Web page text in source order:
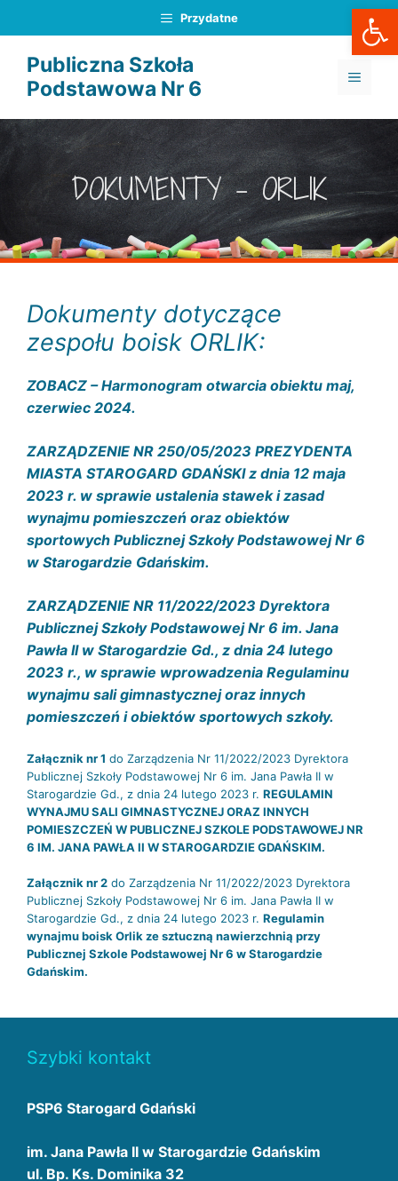
do
treści
Przydatne
Publiczna Szkoła
Podstawowa Nr 6
MENU
DOKUMENTY – ORLIK
Dokumenty dotyczące
zespołu boisk ORLIK:
ZOBACZ – Harmonogram otwarcia obiektu maj,
czerwiec 2024.
ZARZĄDZENIE NR 250/05/2023 PREZYDENTA
MIASTA STAROGARD GDAŃSKI z dnia 12 maja
2023 r. w sprawie ustalenia stawek i zasad
wynajmu pomieszczeń oraz obiektów
sportowych Publicznej Szkoły Podstawowej Nr 6
w Starogardzie Gdańskim.
ZARZĄDZENIE NR 11/2022/2023 Dyrektora
Publicznej Szkoły Podstawowej Nr 6 im. Jana
Pawła II w Starogardzie Gd., z dnia 24 lutego
2023 r., w sprawie wprowadzenia Regulaminu
wynajmu sali gimnastycznej oraz innych
pomieszczeń i obiektów sportowych szkoły.
Załącznik nr 1 do Zarządzenia Nr 11/2022/2023 Dyrektora
Publicznej Szkoły Podstawowej Nr 6 im. Jana Pawła II w
Starogardzie Gd., z dnia 24 lutego 2023 r. REGULAMIN
WYNAJMU SALI GIMNASTYCZNEJ ORAZ INNYCH
POMIESZCZEŃ W PUBLICZNEJ SZKOLE PODSTAWOWEJ NR
6 IM. JANA PAWŁA II W STAROGARDZIE GDAŃSKIM.
Załącznik nr 2 do Zarządzenia Nr 11/2022/2023 Dyrektora
Publicznej Szkoły Podstawowej Nr 6 im. Jana Pawła II w
Starogardzie Gd., z dnia 24 lutego 2023 r. Regulamin
wynajmu boisk Orlik ze sztuczną nawierzchnią przy
Publicznej Szkole Podstawowej Nr 6 w Starogardzie
Gdańskim.
Szybki kontakt
PSP6 Starogard Gdański
im. Jana Pawła II w Starogardzie Gdańskim
ul. Bp. Ks. Dominika 32